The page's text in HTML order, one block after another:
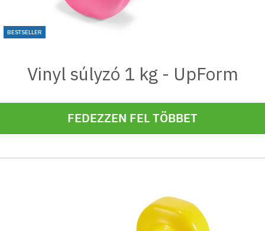
BESTSELLER
Vinyl súlyzó 1 kg - UpForm
FEDEZZEN FEL TÖBBET